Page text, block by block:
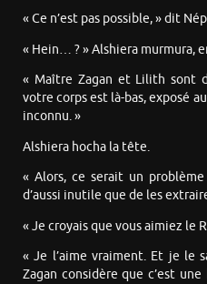
« Ce n’est pas possible, » dit
« Hein… ? » Alshiera murmura,
« Maître Zagan et Lilith sont
votre corps est là-bas, exposé
inconnu. »
Alshiera hocha la tête.
« Alors, ce serait un
d’aussi inutile que de les
« Je croyais que vous aimiez le
« Je l’aime vraiment. Et je le
Zagan considère que c’est une